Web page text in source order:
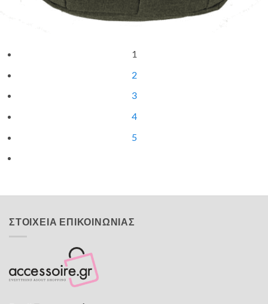
9,00€
1
2
3
4
5
ΣΤΟΙΧΕΙΑ ΕΠΙΚΟΙΝΩΝΙΑΣ